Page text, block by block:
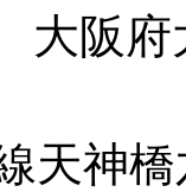
大阪府
天神